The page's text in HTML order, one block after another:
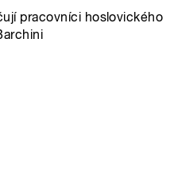
pracovníci hoslovického